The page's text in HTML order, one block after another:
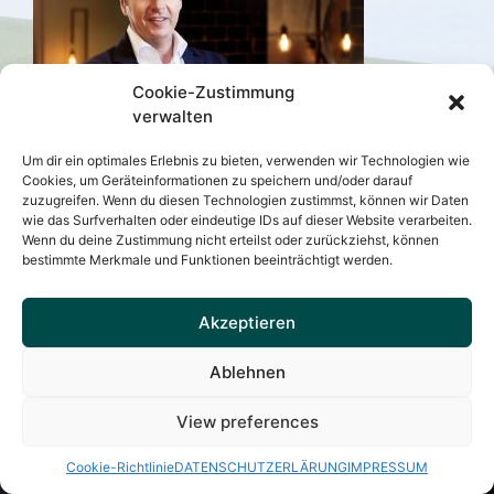
Cookie-Zustimmung
verwalten
Um dir ein optimales Erlebnis zu bieten, verwenden wir Technologien wie
Cookies, um Geräteinformationen zu speichern und/oder darauf
zuzugreifen. Wenn du diesen Technologien zustimmst, können wir Daten
wie das Surfverhalten oder eindeutige IDs auf dieser Website verarbeiten.
Wenn du deine Zustimmung nicht erteilst oder zurückziehst, können
bestimmte Merkmale und Funktionen beeinträchtigt werden.
Akzeptieren
Ablehnen
View preferences
Cookie-RichtlinieDATENSCHUTZERLÄRUNGIMPRESSUM
VEREINSHISTORIE
MITGLIEDSANTRAG
DATENSCHUTZ
KONTAKT
Mit freundlicher Unterstützung von
Kapellenverein Zum guten Hirten Höchberg e.V. © 2026